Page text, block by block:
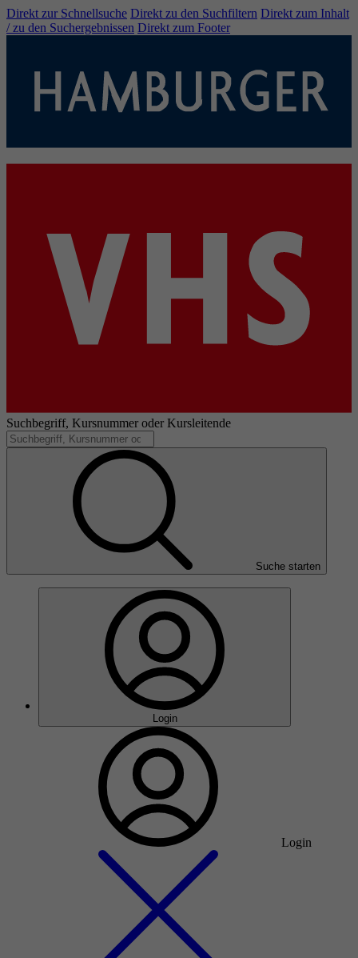
Direkt zur Schnellsuche Direkt zu den Suchfiltern Direkt zum Inhalt
/ zu den Suchergebnissen Direkt zum Footer
Suchbegriff, Kursnummer oder Kursleitende
Suche starten
Login
Login